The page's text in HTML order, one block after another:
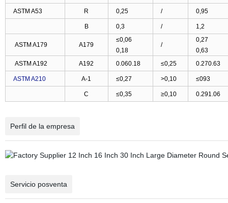
ASTM A53 R 0,25 / 0,95
B 0,3 / 1,2
ASTM A179 A179
≤0,06
0,18
/
0,27
0,63
ASTM A192
A192 0.060.18 ≤0,25 0.270.63
ASTM A210 A-1 ≤0,27 >0,10 ≤093
C ≤0,35 ≥0,10 0.291.06
Perfil de la empresa
Servicio posventa